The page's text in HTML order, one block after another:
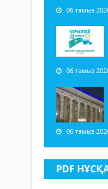
06 тамыз
06 тамыз
06 тамыз
PDF